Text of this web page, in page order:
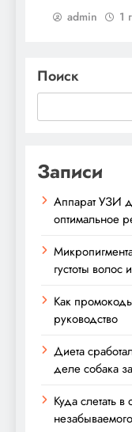
admin 1
Поиск
Записи
Аппарат УЗИ
оптимальное
густоты
Как
руководство
Диета
деле собака
Куда слетать